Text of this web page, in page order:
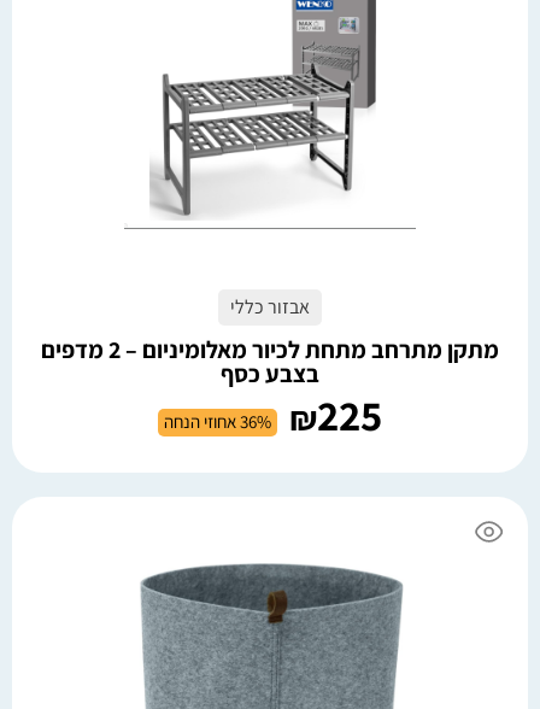
אבזור כללי
מתקן מתרחב מתחת לכיור מאלומיניום – 2 מדפים
בצבע כסף
₪225 36% אחוזי הנחה